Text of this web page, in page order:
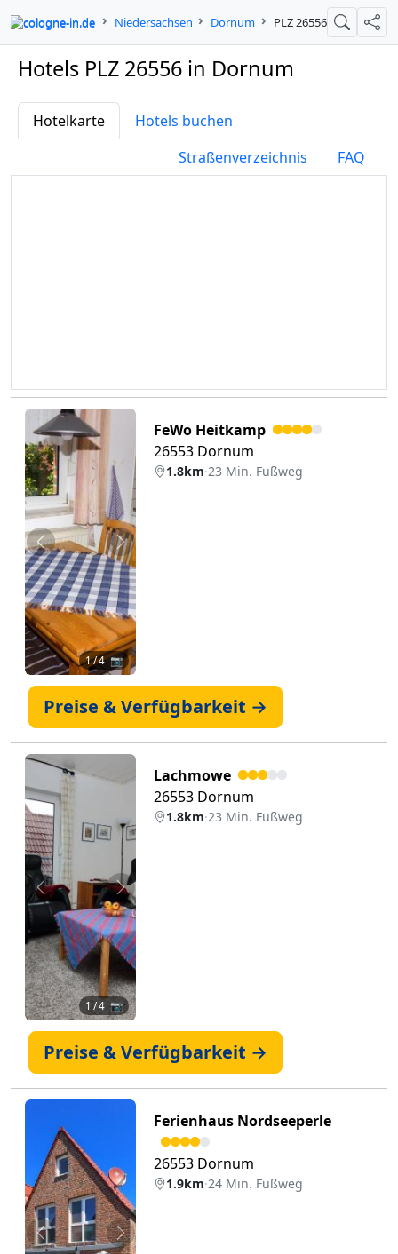
cologne-in.de Niedersachsen Dornum PLZ 26556 Suche
Hotels PLZ 26556 in Dornum
Hotelkarte
Hotels buchen
Straßenverzeichnis
FAQ
Zurück Weiter
1/ 4 📷
FeWo Heitkamp
26553 Dornum
1.8km·23 Min. Fußweg
Preise & Verfügbarkeit →
Zurück Weiter
1 / 4 📷
Lachmowe
26553 Dornum
1.8km·23 Min. Fußweg
Preise & Verfügbarkeit →
Zurück Weiter
Ferienhaus Nordseeperle
26553 Dornum
1.9km·24 Min. Fußweg